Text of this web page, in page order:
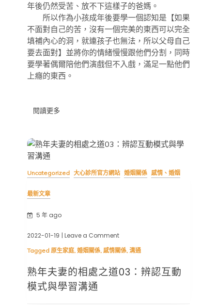
年後仍然受苦、放不下這樣子的爸媽。
所以作為小孩成年後要學一個認知是【如果
不面對自己的苦，沒有一個完美的東西可以完全
填補內心的洞，就連孩子也無法，所以父母自己
要去面對】並將你的情緒慢慢跟他們分割，同時
要學著偶爾陪他們演戲但不入戲，滿足一點他們
上癮的東西。
閱讀更多
Uncategorized 大心診所官方網站 婚姻關係 感情、婚姻
最新文章
5 年 ago
2022-01-19 | Leave a Comment
年
妻
Tagged 原生家庭, 婚姻關係, 感情關係, 溝通
熟年夫妻的相處之道03：辨認互動
模式與學習溝通